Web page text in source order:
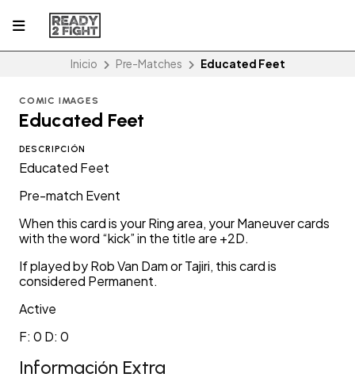
Inicio Pre-Matches Educated Feet
COMIC IMAGES
Educated Feet
DESCRIPCIÓN
Educated Feet
Pre-match Event
When this card is your Ring area, your Maneuver cards
with the word “kick” in the title are +2D.
If played by Rob Van Dam or Tajiri, this card is
considered Permanent.
Active
F: 0 D: 0
Información Extra